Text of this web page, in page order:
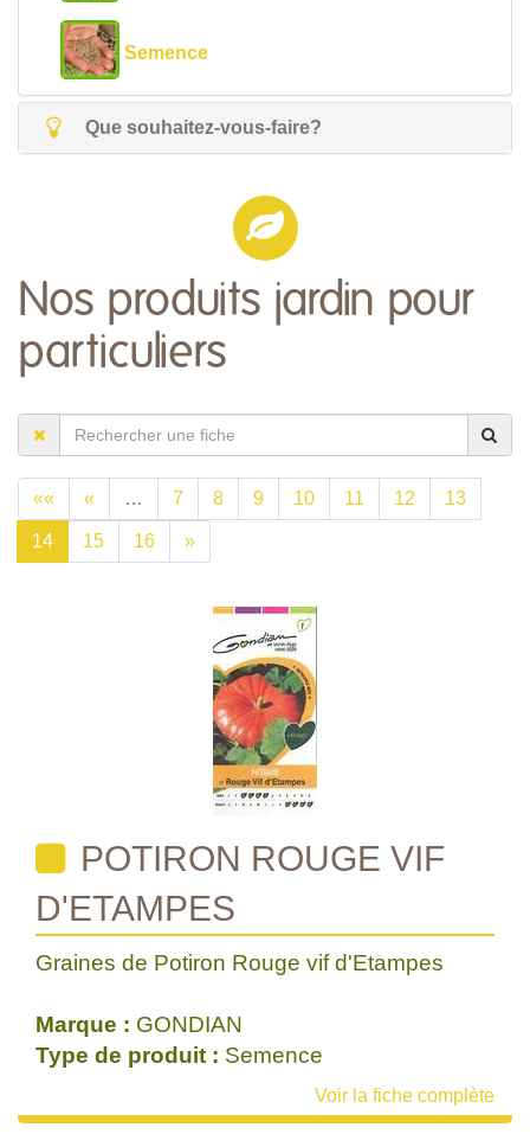
Semence
Que souhaitez-vous-faire?
Nos produits jardin pour
particuliers
«« « … 7 8 9 10 11 12 13
14 15 16 »
POTIRON ROUGE VIF
D'ETAMPES
Graines de Potiron Rouge vif d'Etampes
Marque : GONDIAN
Type de produit : Semence
Voir la fiche complète